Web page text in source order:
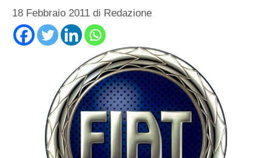
18 Febbraio 2011 di Redazione